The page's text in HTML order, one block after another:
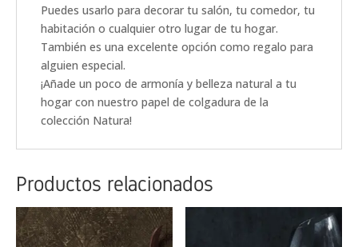
Puedes usarlo para decorar tu salón, tu comedor, tu
habitación o cualquier otro lugar de tu hogar.
También es una excelente opción como regalo para
alguien especial.
¡Añade un poco de armonía y belleza natural a tu
hogar con nuestro papel de colgadura de la
colección Natura!
Productos relacionados